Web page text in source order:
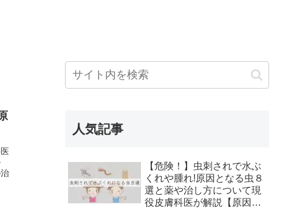
人気記事
【危険！】虫刺されで水ぶ
くれや腫れ!原因となる虫８
選と薬や治し方について現
役皮膚科医が解説【原因、